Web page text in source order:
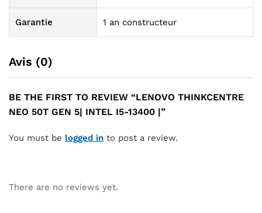
Garantie 1 an constructeur
Avis (0)
BE THE FIRST TO REVIEW “LENOVO THINKCENTRE
NEO 50T GEN 5| INTEL I5-13400 |”
You must be logged in to post a review.
There are no reviews yet.